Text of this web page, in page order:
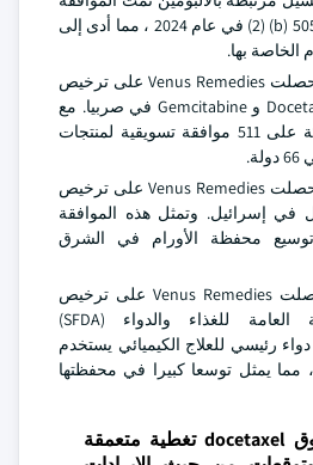
عليها بموجب مسار 505 (b) (2) في عام 2024 ، مما أدى إلى
الخاصة بها.
في ديسمبر 2023 ، حصلت Venus Remedies على ترخيص
تسويق لكل من Docetaxel و Gemcitabine في صربيا. مع
هذا ، حصلت الشركة على 511 موافقة تسويقية لمنتجات
في ديسمبر 2023 ، حصلت Venus Remedies على ترخيص
في إسرائيل. وتمثل هذه الموافقة
محفظة الأورام في الشرق
في يونيو 2023 ، حصلت Venus Remedies على ترخيص
تسويق من الهيئة العامة للغذاء والدواء (SFDA)
رئيسي للعلاج الكيميائي يستخدم
يمثل توسعا كبيرا في محفظتها
يتضمن تقرير أبحاث سوق docetaxel تغطية متعمقة